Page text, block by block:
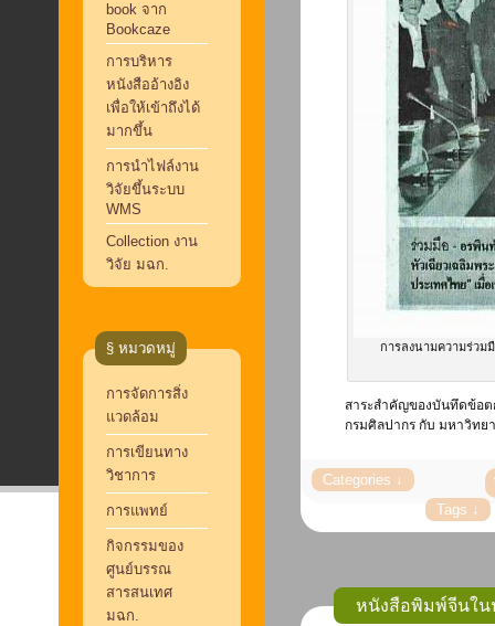
book จาก
Bookcaze
การบริหาร
หนังสืออ้างอิง
เพื่อให้เข้าถึงได้
มากขึ้น
การนำไฟล์งาน
วิจัยขึ้นระบบ
WMS
Collection งาน
วิจัย มฉก.
§ หมวดหมู่
การจัดการสิ่ง
แวดล้อม
การเขียนทาง
วิชาการ
การแพทย์
กิจกรรมของ
ศูนย์บรรณ
สารสนเทศ
มฉก.
การลงนามความร่วม
สาระสำคัญของบันทึดข้อต
กรมศิลปากร กับ มหาวิทย
หนังสือพิมพ์จีนใน